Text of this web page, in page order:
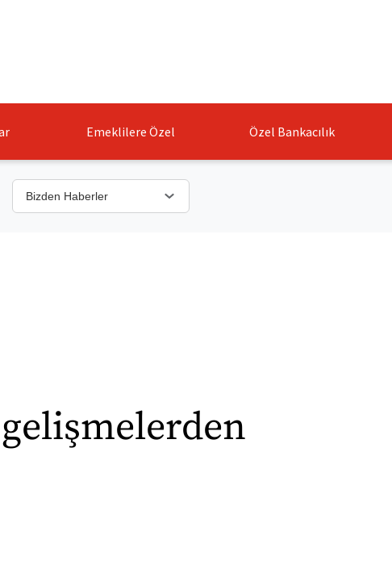
Emeklilere Özel Özel Bankacılık
Bizden Haberler